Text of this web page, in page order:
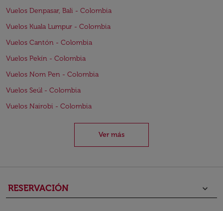
Vuelos Denpasar, Bali - Colombia
Vuelos Kuala Lumpur - Colombia
Vuelos Cantón - Colombia
Vuelos Pekín - Colombia
Vuelos Nom Pen - Colombia
Vuelos Seúl - Colombia
Vuelos Nairobi - Colombia
Ver más
RESERVACIÓN keyboard_arrow_down